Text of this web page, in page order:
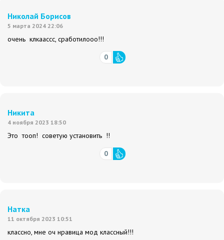
Николай Борисов
5 марта 2024 22:06
очень клкаассс, сработилооо!!!
0
Никита
4 ноября 2023 18:50
Это тооп! советую установить !!
0
Натка
11 октября 2023 10:51
классно, мне оч нравица мод классный!!!